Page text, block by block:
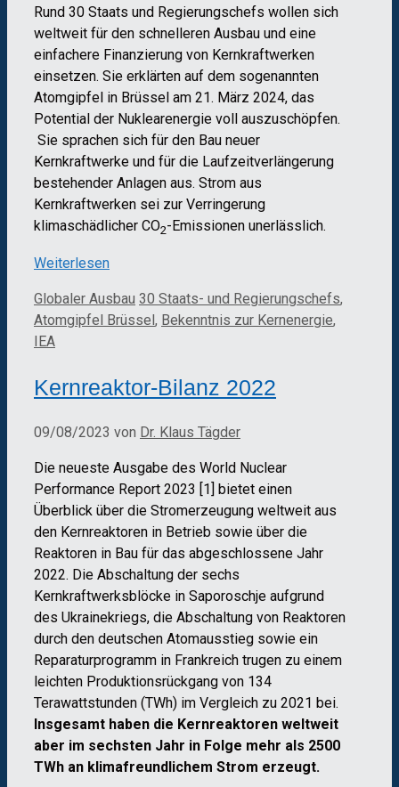
Rund 30 Staats und Regierungschefs wollen sich
weltweit für den schnelleren Ausbau und eine
einfachere Finanzierung von Kernkraftwerken
einsetzen. Sie erklärten auf dem sogenannten
Atomgipfel in Brüssel am 21. März 2024, das
Potential der Nuklearenergie voll auszuschöpfen.
Sie sprachen sich für den Bau neuer
Kernkraftwerke und für die Laufzeitverlängerung
bestehender Anlagen aus. Strom aus
Kernkraftwerken sei zur Verringerung
klimaschädlicher CO2-Emissionen unerlässlich.
Weiterlesen
Kategorien
Globaler Ausbau Schlagwörter
30 Staats- und Regierungschefs,
Atomgipfel Brüssel, Bekenntnis zur Kernenergie,
IEA
Kernreaktor-Bilanz 2022
09/08/2023 von Dr. Klaus Tägder
Die neueste Ausgabe des World Nuclear
Performance Report 2023 [1] bietet einen
Überblick über die Stromerzeugung weltweit aus
den Kernreaktoren in Betrieb sowie über die
Reaktoren in Bau für das abgeschlossene Jahr
2022. Die Abschaltung der sechs
Kernkraftwerksblöcke in Saporoschje aufgrund
des Ukrainekriegs, die Abschaltung von Reaktoren
durch den deutschen Atomausstieg sowie ein
Reparaturprogramm in Frankreich trugen zu einem
leichten Produktionsrückgang von 134
Terawattstunden (TWh) im Vergleich zu 2021 bei.
Insgesamt haben die Kernreaktoren weltweit
aber im sechsten Jahr in Folge mehr als 2500
TWh an klimafreundlichem Strom erzeugt.